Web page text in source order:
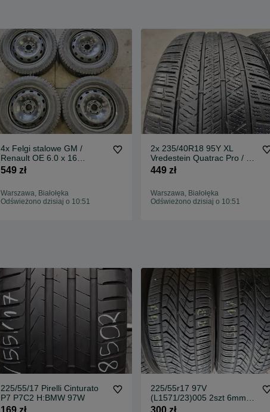
4x Felgi stalowe GM /
Renault OE 6.0 x 16
5x114,3 ET50 Vivaro Trafic
549 zł
Warszawa, Białołęka
Odświeżono dzisiaj o 10:51
2x 235/40R18 95Y XL
Vredestein Quatrac Pro / 2x
5,5mm / 2022r. [1406]
449 zł
Warszawa, Białołęka
Odświeżono dzisiaj o 10:51
225/55/17 Pirelli Cinturato
P7 P7C2 H:BMW 97W
169 zł
225/55r17 97V
(L1571/23)005 2szt 6mm
Geolandar G95
300 zł